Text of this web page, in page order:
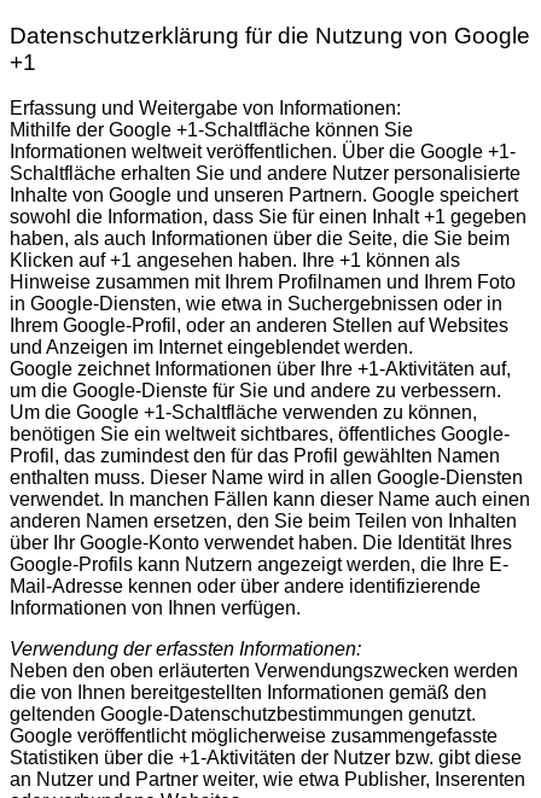
Datenschutzerklärung für die Nutzung von Google
+1
Erfassung und Weitergabe von Informationen:
Mithilfe der Google +1-Schaltfläche können Sie
Informationen weltweit veröffentlichen. Über die Google +1-
Schaltfläche erhalten Sie und andere Nutzer personalisierte
Inhalte von Google und unseren Partnern. Google speichert
sowohl die Information, dass Sie für einen Inhalt +1 gegeben
haben, als auch Informationen über die Seite, die Sie beim
Klicken auf +1 angesehen haben. Ihre +1 können als
Hinweise zusammen mit Ihrem Profilnamen und Ihrem Foto
in Google-Diensten, wie etwa in Suchergebnissen oder in
Ihrem Google-Profil, oder an anderen Stellen auf Websites
und Anzeigen im Internet eingeblendet werden.
Google zeichnet Informationen über Ihre +1-Aktivitäten auf,
um die Google-Dienste für Sie und andere zu verbessern.
Um die Google +1-Schaltfläche verwenden zu können,
benötigen Sie ein weltweit sichtbares, öffentliches Google-
Profil, das zumindest den für das Profil gewählten Namen
enthalten muss. Dieser Name wird in allen Google-Diensten
verwendet. In manchen Fällen kann dieser Name auch einen
anderen Namen ersetzen, den Sie beim Teilen von Inhalten
über Ihr Google-Konto verwendet haben. Die Identität Ihres
Google-Profils kann Nutzern angezeigt werden, die Ihre E-
Mail-Adresse kennen oder über andere identifizierende
Informationen von Ihnen verfügen.
Verwendung der erfassten Informationen:
Neben den oben erläuterten Verwendungszwecken werden
die von Ihnen bereitgestellten Informationen gemäß den
geltenden Google-Datenschutzbestimmungen genutzt.
Google veröffentlicht möglicherweise zusammengefasste
Statistiken über die +1-Aktivitäten der Nutzer bzw. gibt diese
an Nutzer und Partner weiter, wie etwa Publisher, Inserenten